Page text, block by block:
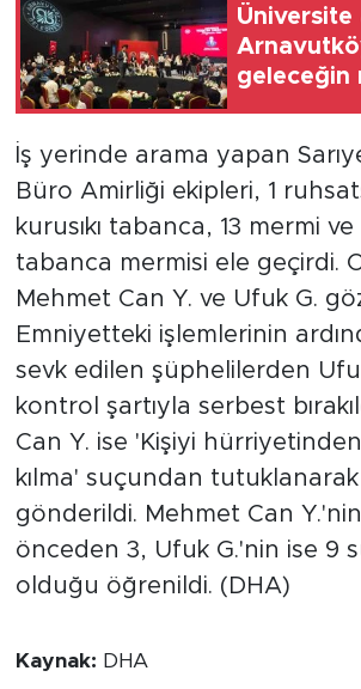
Üniversite
geleceğin
İş yerinde arama yapan
Büro Amirliği ekipleri, 1
kurusıkı tabanca, 13 mermi ve
tabanca mermisi ele geçirdi.
Mehmet Can Y. ve Ufuk G.
Emniyetteki işlemlerinin
sevk edilen şüphelilerden
kontrol şartıyla serbest
Can Y. ise 'Kişiyi
kılma' suçundan
gönderildi. Mehmet Can
önceden 3, Ufuk G.'nin ise 9
olduğu öğrenildi. (DHA)
Kaynak: DHA